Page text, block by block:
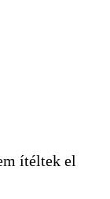
ítéltek el